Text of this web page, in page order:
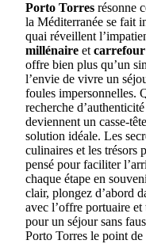
Porto Torres résonne
la Méditerranée se fait
quai réveillent
millénaire et
offre bien plus qu’un
l’envie de vivre un
foules impersonnelles.
recherche
deviennent un casse-
solution idéale. Les
culinaires et les trésors
pensé pour faciliter
chaque étape en
clair, plongez d’abord
avec l’offre portuaire
pour un séjour sans
Porto Torres le point de